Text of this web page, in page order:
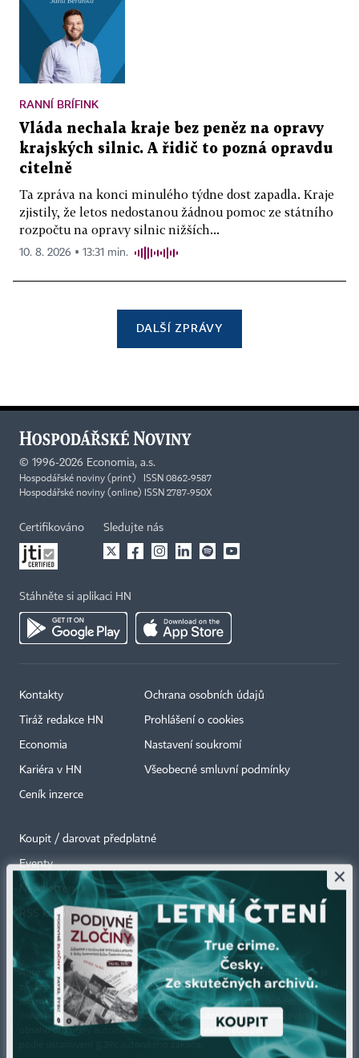
RANNÍ BRÍFINK
Vláda nechala kraje bez peněz na opravy
krajských silnic. A řidič to pozná opravdu
citelně
Ta zpráva na konci minulého týdne dost zapadla. Kraje
zjistily, že letos nedostanou žádnou pomoc ze státního
rozpočtu na opravy silnic nižších...
10. 8. 2026 ▪ 13:31 min.
DALŠÍ ZPRÁVY
© 1996-2026 Economia, a.s.
Hospodářské noviny (print) ISSN 0862-9587
Hospodářské noviny (online) ISSN 2787-950X
Certifikováno Sledujte nás
Stáhněte si aplikaci HN
Kontakty
Tiráž redakce HN
Economia
Kariéra v HN
Ceník inzerce
Ochrana osobních údajů
Prohlášení o cookies
Nastavení soukromí
Všeobecné smluvní podmínky
Koupit / darovat předplatné
Eventy
Newslettery
RSS kanály
Autorská práva vykonává vydavatel. Bez písemného svolení vydavatele je
zakázáno jakékoli užití částí nebo celku díla, zejména rozmnožování a šíření
jakýmkoli způsobem, mechanickým nebo elektronickým, v českém nebo
jiném jazyce. Bez souhlasu vydavatele je zakázáno též rozmnožování
obsahu pro účely automatizované analýzy textů nebo dat
×